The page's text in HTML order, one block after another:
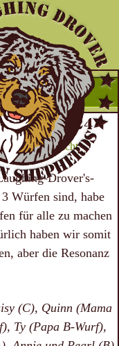
2024
Wurf,Nachzucht
Drover's-
Würfen sind, habe
für alle zu machen
haben wir somit
aber die Resonanz
(C), Quinn (Mama
Ty (Papa B-Wurf),